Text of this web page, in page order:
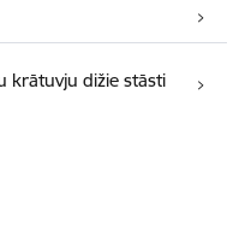
krātuvju dižie stāsti